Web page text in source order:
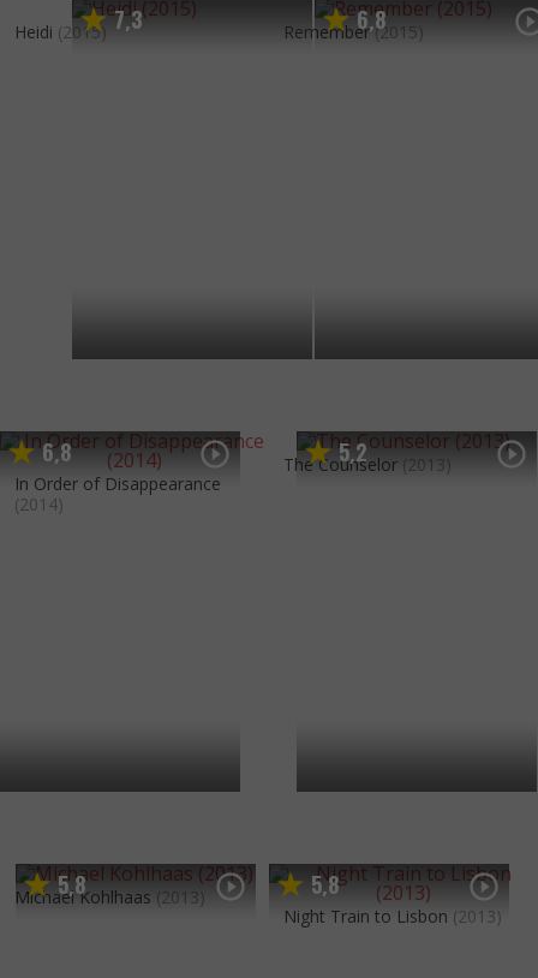
7,3
Heidi (2015) 6,8
Remember (2015)
6,8
In Order of Disappearance
(2014)
5,2
The Counselor (2013)
5,8
Michael Kohlhaas (2013) 5,8
Night Train to Lisbon (2013)